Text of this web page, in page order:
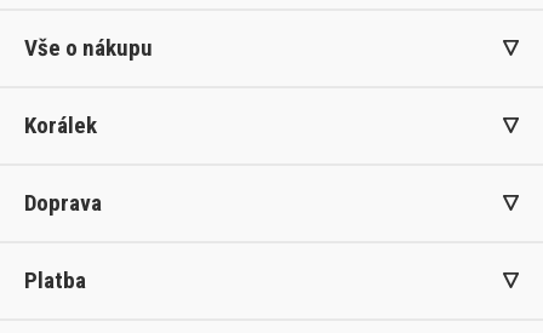
Vše o nákupu
Korálek
Doprava
Platba